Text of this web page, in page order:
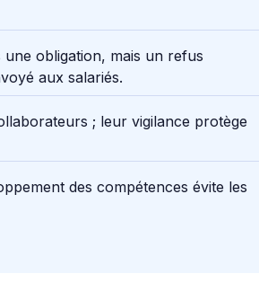
obligation, mais un refus
aux salariés.
; leur vigilance protège
des compétences évite les